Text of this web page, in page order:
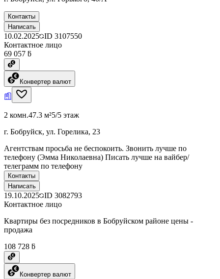
Контакты
Написать
10.02.2025 ID 3107550
Контактное лицо
69 057 ƃ
Конвертер валют
2 комн.47.3 м²5/5 этаж
г. Бобруйск, ул. Горелика, 23
Агентствам просьба не беспокоить. Звонить лучше по
телефону (Эмма Николаевна) Писать лучше на вайбер/
телеграмм по телефону
Контакты
Написать
19.10.2025 ID 3082793
Контактное лицо
Квартиры без посредников в Бобруйском районе цены -
продажа
108 728 ƃ
Конвертер валют